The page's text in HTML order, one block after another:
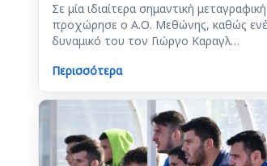
Σε μία ιδιαίτερα σημαντική
προχώρησε ο Α.Ο. Μεθώνης, καθώς
δυναμικό του τον Γιώργο Καραγλ…
Περισσότερα